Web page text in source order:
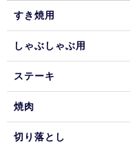
すき焼用
しゃぶしゃぶ用
ステーキ
焼肉
切り落とし